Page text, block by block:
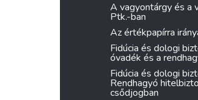
A vagyontárgy és a
Ptk.-ban
Az értékpapírra
Fidúcia és dologi
óvadék és a
Fidúcia és dologi
Rendhagyó
csődjogban